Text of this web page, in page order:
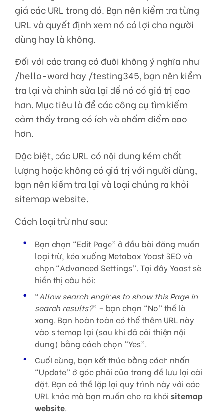
giá các URL trong đó. Bạn nên kiểm tra từng
URL và quyết định xem nó có lợi cho người
dùng hay là không.
Đối với các trang có đuôi không ý nghĩa như
/hello-word hay /testing345, bạn nên kiểm
tra lại và chỉnh sửa lại để nó có giá trị cao
hơn. Mục tiêu là để các công cụ tìm kiếm
cảm thấy trang có ích và chấm điểm cao
hơn.
Đặc biệt, các URL có nội dung kém chất
lượng hoặc không có giá trị với người dùng,
bạn nên kiểm tra lại và loại chúng ra khỏi
sitemap website.
Cách loại trừ như sau:
Bạn chọn “Edit Page” ở đầu bài đăng muốn
loại trừ, kéo xuống Metabox Yoast SEO và
chọn “Advanced Settings”. Tại đây Yoast sẽ
hiển thị câu hỏi:
“Allow search engines to show this Page in
search results?” – bạn chọn “No” thế là
xong. Bạn hoàn toàn có thể thêm URL này
vào sitemap lại (sau khi đã cải thiện nội
dung) bằng cách chọn “Yes”.
Cuối cùng, bạn kết thúc bằng cách nhấn
“Update” ở góc phải của trang để lưu lại cài
đặt. Bạn có thể lặp lại quy trình này với các
URL khác mà bạn muốn cho ra khỏi sitemap
website.